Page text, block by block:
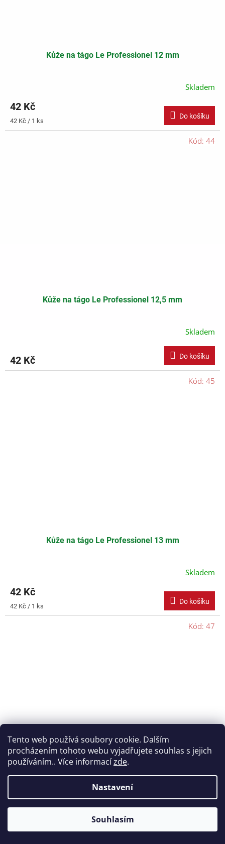
Tento web používá soubory cookie. Dalším
procházením tohoto webu vyjadřujete souhlas s jejich
používáním.. Více informacízde.
Nastavení
Souhlasím
Kůže na tágo Le Professionel 12 mm
Skladem
42 Kč
Měrná
cena:
42 Kč / 1 ks
Do košíku
Kůže na tágo Le Professionel 12,5 mm
Skladem
42 Kč Do košíku
Kód: 44
Kůže na tágo Le Professionel 13 mm
Skladem
42 Kč
Měrná
cena:
42 Kč / 1 ks
Do košíku
Kód: 45
Kůže na tágo Le Professionel 13,5 mm
Kód: 47